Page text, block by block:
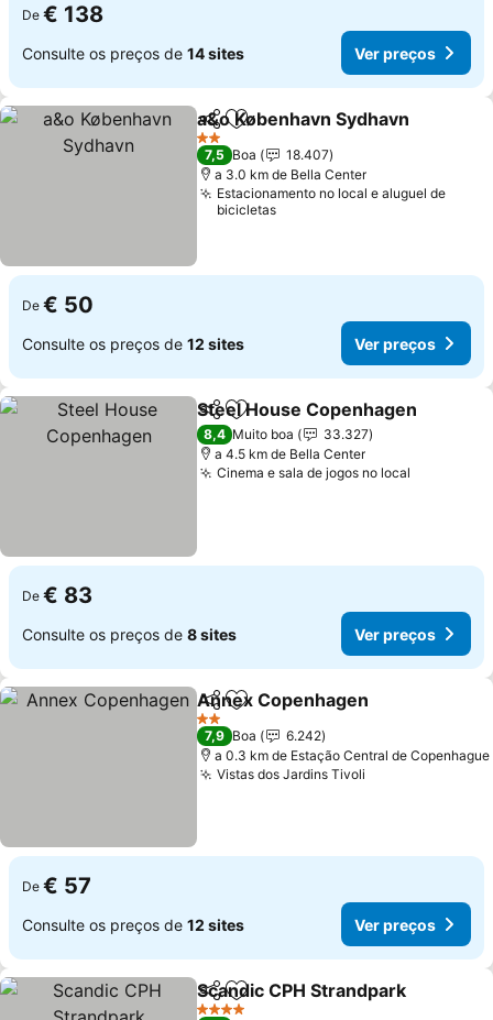
De € 138
Consulte os preços de 14 sites Ver preços
PartilharAdicionar aos favoritos
a&o København Sydhavn
2 Estrelas
7,5 Boa
18.407
a 3.0 km de Bella Center
Estacionamento no local e aluguel de
bicicletas
De € 50
Consulte os preços de 12 sites Ver preços
PartilharAdicionar aos favoritos
Steel House Copenhagen
8,4 Muito boa
33.327
a 4.5 km de Bella Center
Cinema e sala de jogos no local
De € 83
Consulte os preços de 8 sites Ver preços
PartilharAdicionar aos favoritos
Annex Copenhagen
2 Estrelas
7,9 Boa
6.242
a 0.3 km de Estação Central de Copenhague
Vistas dos Jardins Tivoli
De € 57
Consulte os preços de 12 sites Ver preços
PartilharAdicionar aos favoritos
Scandic CPH Strandpark
4 Estrelas